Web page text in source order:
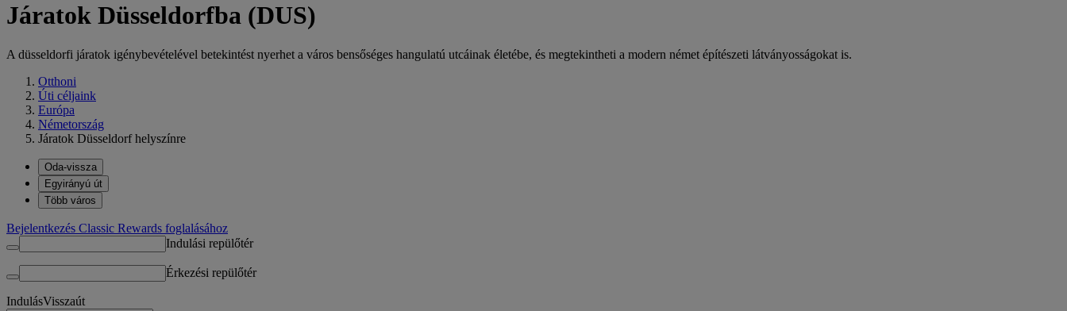
Járatok Düsseldorfba (DUS)
A düsseldorfi járatok igénybevételével betekintést nyerhet a város bensőséges hangulatú utcáinak életébe, és megtekintheti a modern német építészeti látványosságokat is.
Otthoni
Úti céljaink
Európa
Németország
Járatok Düsseldorf helyszínre
Oda-vissza
Egyirányú út
Több város
Bejelentkezés Classic Rewards foglalásához
Indulási repülőtér
Érkezési repülőtér
IndulásVisszaút